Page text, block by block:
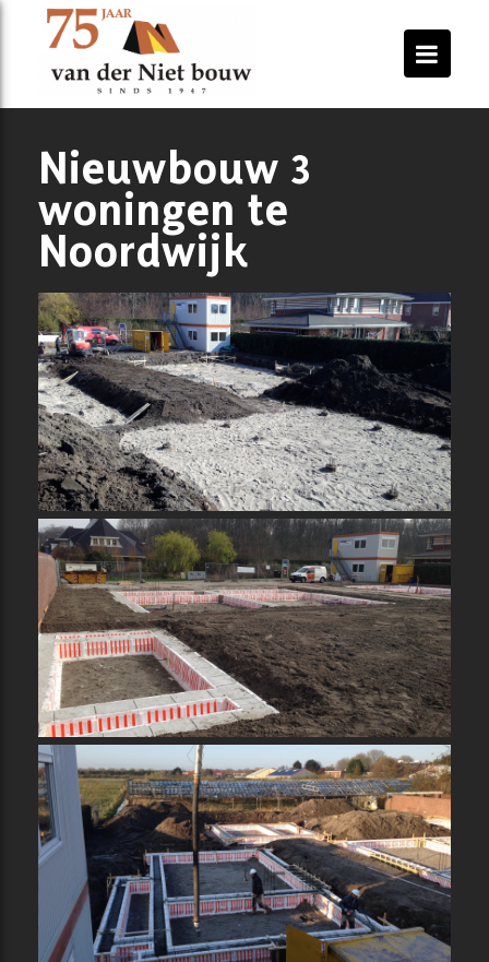
Nieuwbouw 3
woningen te
Noordwijk